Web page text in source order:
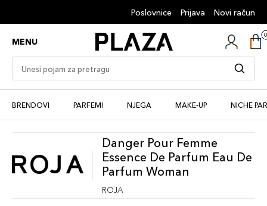
Poslovnice Prijava Novi račun
MENU
BRENDOVI PARFEMI NJEGA MAKE-UP NICHE
Danger Pour Femme
Essence De Parfum Eau De
Parfum Woman
ROJA